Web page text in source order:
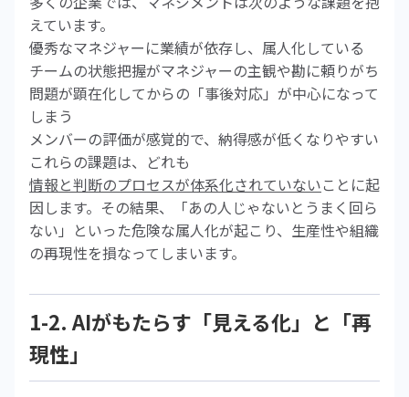
えています。
優秀なマネジャーに業績が依存し、属人化している
チームの状態把握がマネジャーの主観や勘に頼りがち
問題が顕在化してからの「事後対応」が中心になって
しまう
メンバーの評価が感覚的で、納得感が低くなりやすい
これらの課題は、どれも
情報と判断のプロセスが体系化されていないことに起
因します。その結果、「あの人じゃないとうまく回ら
ない」といった危険な属人化が起こり、生産性や組織
の再現性を損なってしまいます。
1-2. AIがもたらす「見える化」と「再
現性」